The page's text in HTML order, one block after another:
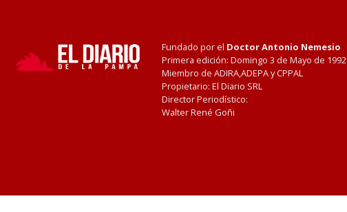
Fundado por el Doctor Antonio Nemesio
Primera edición: Domingo 3 de Mayo de 1992
Miembro de ADIRA,ADEPA y CPPAL
Propietario: El Diario SRL
Director Periodístico:
Walter René Goñi